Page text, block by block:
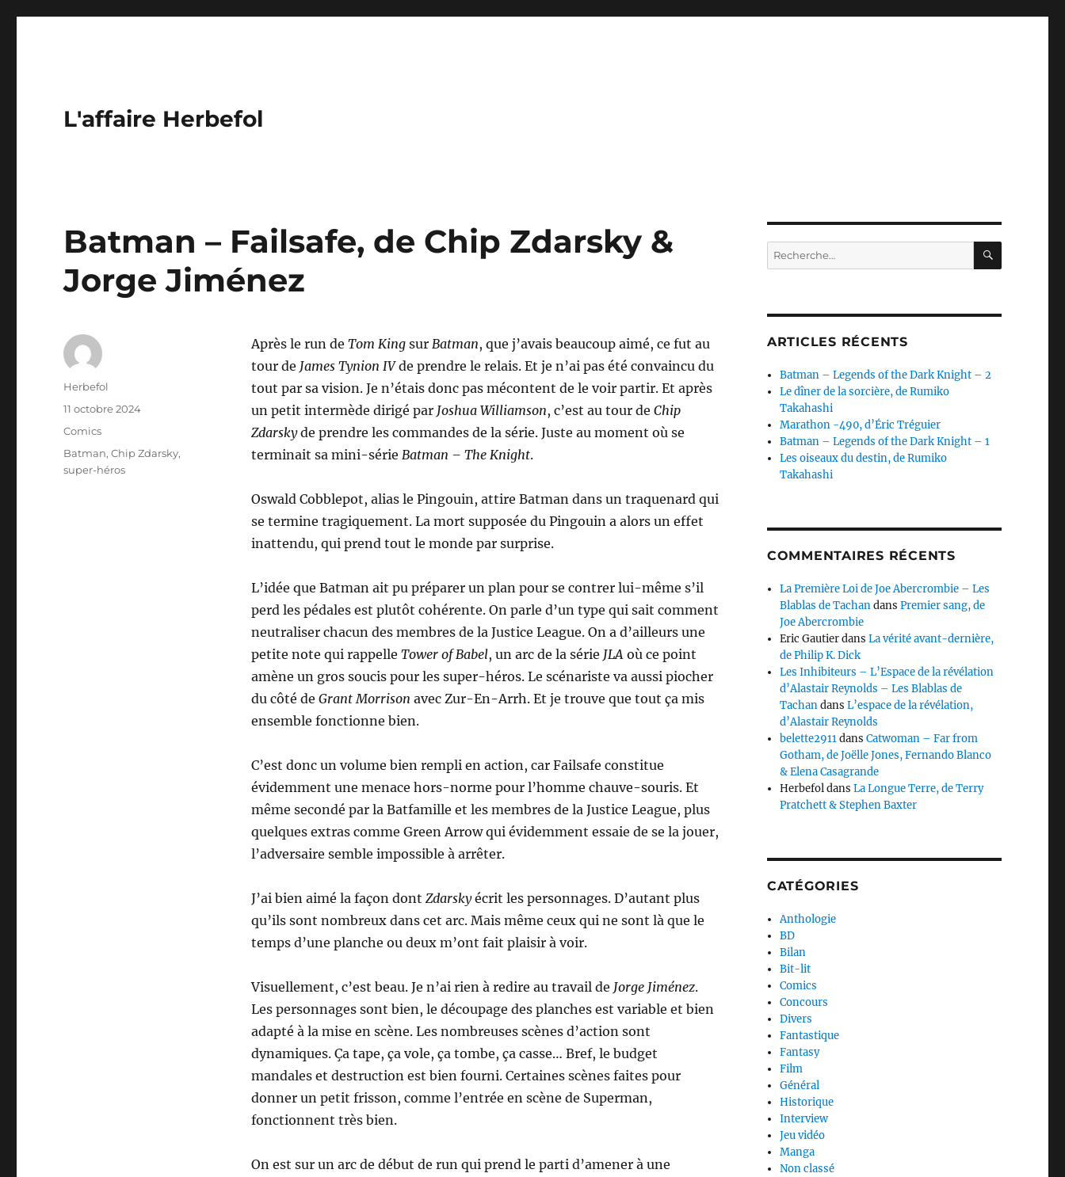
L'affaire Herbefol
Batman – Failsafe, de Chip Zdarsky &
Jorge Jiménez
Après le run de Tom Kingsur Batman, que j’avais beaucoup aimé, ce fut au
tour de James Tynion IVde prendre le relais. Et je n’ai pas été convaincu du
tout par sa vision. Je n’étais donc pas mécontent de le voir partir. Et après
un petit intermède dirigé par Joshua Williamson, c’est au tour de Chip
Zdarskyde prendre les commandes de la série. Juste au moment où se
terminait sa mini-série Batman – The Knight.
Oswald Cobblepot, alias le Pingouin, attire Batman dans un traquenard qui
se termine tragiquement. La mort supposée du Pingouin a alors un effet
inattendu, qui prend tout le monde par surprise.
L’idée que Batman ait pu préparer un plan pour se contrer lui-même s’il
perd les pédales est plutôt cohérente. On parle d’un type qui sait comment
neutraliser chacun des membres de la Justice League. On a d’ailleurs une
petite note qui rappelle Tower of Babel, un arc de la série JLAoù ce point
amène un gros soucis pour les super-héros. Le scénariste va aussi piocher
du côté de Grant Morrison avec Zur-En-Arrh. Et je trouve que tout ça mis
ensemble fonctionne bien.
C’est donc un volume bien rempli en action, car Failsafe constitue
évidemment une menace hors-norme pour l’homme chauve-souris. Et
même secondé par la Batfamille et les membres de la Justice League, plus
quelques extras comme Green Arrow qui évidemment essaie de se la jouer,
l’adversaire semble impossible à arrêter.
J’ai bien aimé la façon dont Zdarskyécrit les personnages. D’autant plus
qu’ils sont nombreux dans cet arc. Mais même ceux qui ne sont là que le
temps d’une planche ou deux m’ont fait plaisir à voir.
Visuellement, c’est beau. Je n’ai rien à redire au travail de Jorge Jiménez.
Les personnages sont bien, le découpage des planches est variable et bien
adapté à la mise en scène. Les nombreuses scènes d’action sont
dynamiques. Ça tape, ça vole, ça tombe, ça casse… Bref, le budget
mandales et destruction est bien fourni. Certaines scènes faites pour
donner un petit frisson, comme l’entrée en scène de Superman,
fonctionnent très bien.
On est sur un arc de début de run qui prend le parti d’amener à une
Auteur
Herbefol
Publié
11 octobre 2024
Catégories
Comics
Étiquettes
Batman,Chip Zdarsky,
super-héros
Recherche
pour :
ARTICLES RÉCENTS
Batman – Legends of the Dark Knight – 2
Le dîner de la sorcière, de Rumiko
Takahashi
Marathon -490, d’Éric Tréguier
Batman – Legends of the Dark Knight – 1
Les oiseaux du destin, de Rumiko
Takahashi
COMMENTAIRES RÉCENTS
La Première Loi de Joe Abercrombie – Les
Blablas de TachandansPremier sang, de
Joe Abercrombie
Eric GautierdansLa vérité avant-dernière,
de Philip K. Dick
Les Inhibiteurs – L’Espace de la révélation
d’Alastair Reynolds – Les Blablas de
TachandansL’espace de la révélation,
d’Alastair Reynolds
belette2911dansCatwoman – Far from
Gotham, de Joëlle Jones, Fernando Blanco
& Elena Casagrande
HerbefoldansLa Longue Terre, de Terry
Pratchett & Stephen Baxter
CATÉGORIES
Anthologie
BD
Bilan
Bit-lit
Comics
Concours
Divers
Fantastique
Fantasy
Film
Général
Historique
Interview
Jeu vidéo
Manga
Non classé